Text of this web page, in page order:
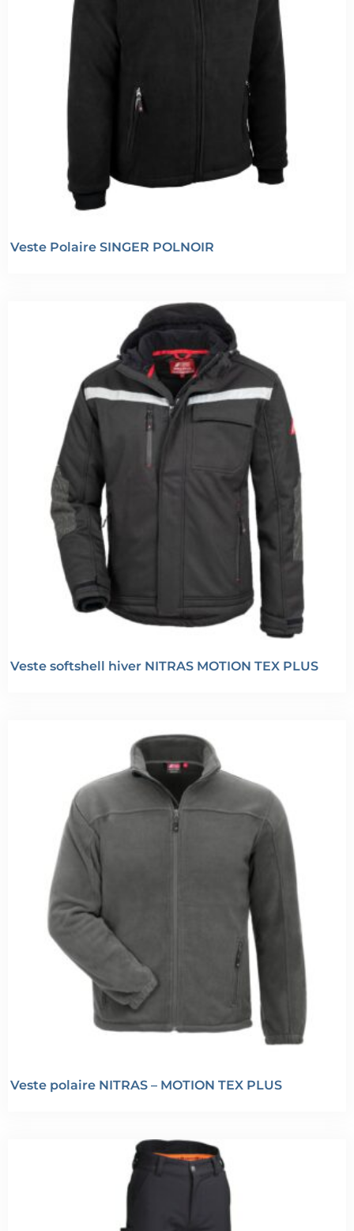
Veste Polaire SINGER POLNOIR
Veste softshell hiver NITRAS MOTION TEX PLUS
Veste polaire NITRAS – MOTION TEX PLUS